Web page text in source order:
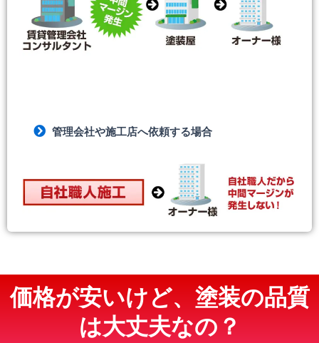
管理会社や施工店へ依頼する場合
価格が安いけど、塗装の品質
は大丈夫なの？